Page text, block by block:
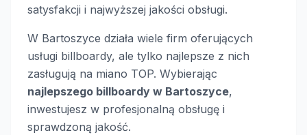
satysfakcji i najwyższej jakości obsługi.
W Bartoszyce działa wiele firm oferujących
usługi billboardy, ale tylko najlepsze z nich
zasługują na miano TOP. Wybierając
najlepszego billboardy w Bartoszyce,
inwestujesz w profesjonalną obsługę i
sprawdzoną jakość.